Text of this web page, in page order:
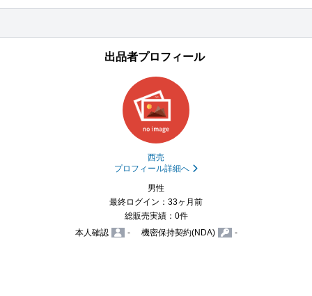
出品者プロフィール
西売
プロフィール詳細へ
男性
最終ログイン：33ヶ月前
総販売実績：0件
本人確認
- 機密保持契約(NDA) -